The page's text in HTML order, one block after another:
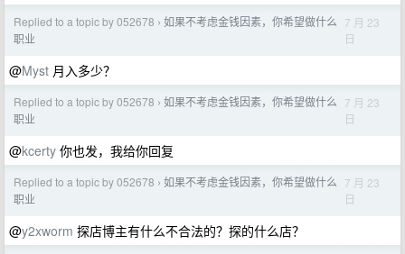
Replied to a topic by 052678 › 如果不考虑金钱因素，你希望做什么
职业
7 月 23
日
@Myst 月入多少？
Replied to a topic by 052678 › 如果不考虑金钱因素，你希望做什么
职业
7 月 23
日
@kcerty 你也发，我给你回复
Replied to a topic by 052678 › 如果不考虑金钱因素，你希望做什么
职业
7 月 23
日
@y2xworm 探店博主有什么不合法的？探的什么店？